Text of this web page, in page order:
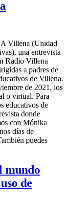
Villena (Unidad
una entrevista
Radio Villena
a padres de
de Villena.
de 2021, los
o virtual. Para
educativos de
donde
con Mónika
días de
puedes
mundo
de